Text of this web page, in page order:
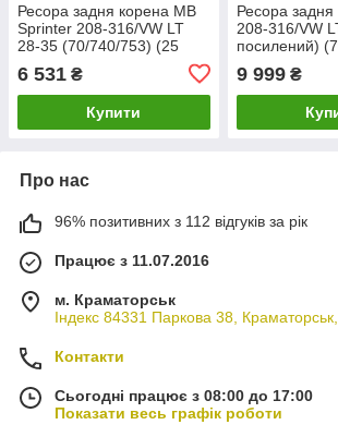
Ресора задня корена MB
Sprinter 208-316/VW LT
28-35 (70/740/753) (25
6 531 ₴
Купити
Ресора
208-316/VW
посилений)
9 999₴
Про нас
96% позитивних з 112 відгуків за рік
Працює з 11.07.2016
м. Краматорськ
Індекс 84331 Паркова 38,
Контакти
Сьогодні працює з 08:00 до 17:00
Показати весь графік роботи